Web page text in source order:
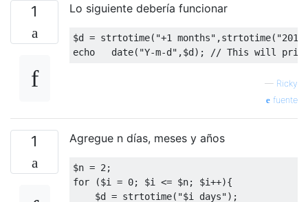
1 Lo siguiente debería funcionar
$d = strtotime( "+1 months" ,strtotime(
echo
   date(
"Y-m-d" ,$d); // This will print
— Ricky
fuente
1 Agregue n días, meses y años
$n = 2
for ($i = 0; $i <= $n; $i++){
    $d = strtotime(
"$i days");